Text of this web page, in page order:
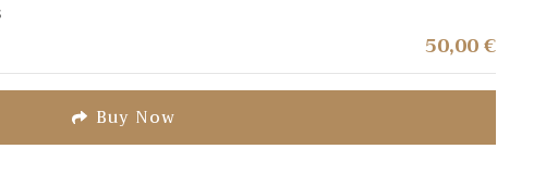
50,00€
Buy Now